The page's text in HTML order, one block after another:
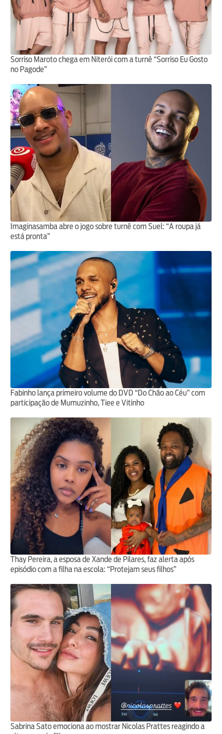
Sorriso Maroto chega em Niterói com a turnê “Sorriso Eu Gosto
no Pagode”
Imaginasamba abre o jogo sobre turnê com Suel: “A roupa já
está pronta”
Fabinho lança primeiro volume do DVD “Do Chão ao Céu” com
participação de Mumuzinho, Tiee e Vitinho
Thay Pereira, a esposa de Xande de Pilares, faz alerta após
episódio com a filha na escola: “Protejam seus filhos”
Sabrina Sato emociona ao mostrar Nicolas Prattes reagindo a